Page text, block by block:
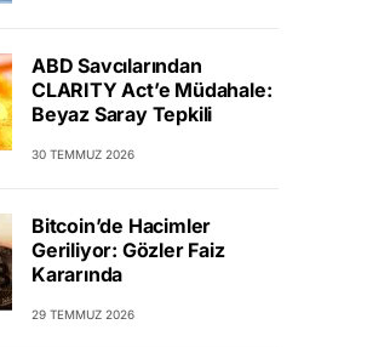
ABD Savcılarından
CLARITY Act’e Müdahale:
Beyaz Saray Tepkili
30 TEMMUZ 2026
Bitcoin’de Hacimler
Geriliyor: Gözler Faiz
Kararında
29 TEMMUZ 2026